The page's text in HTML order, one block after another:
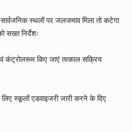
सार्वजनिक स्थलों पर जलजमाव मिला तो कटेगा
सख्त निर्देशः
एवं कंट्रोलरूम किए जाएं तत्काल सक्रिय
स्कूलों एडवाइजरी जारी करने के दिए